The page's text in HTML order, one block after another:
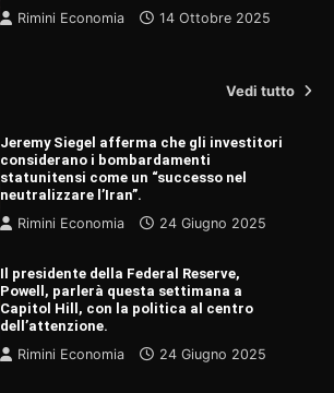
Rimini Economia
14 Ottobre 2025
Vedi tutto
Jeremy Siegel afferma che gli investitori
considerano i bombardamenti
statunitensi come un “successo nel
neutralizzare l’Iran”.
Rimini Economia
24 Giugno 2025
Il presidente della Federal Reserve,
Powell, parlerà questa settimana a
Capitol Hill, con la politica al centro
dell’attenzione.
Rimini Economia
24 Giugno 2025